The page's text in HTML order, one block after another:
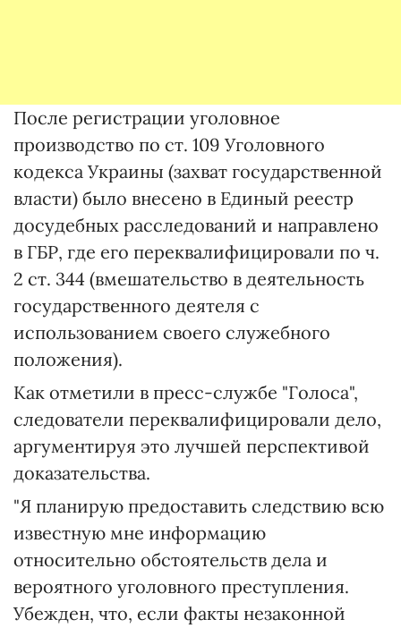
После регистрации уголовное
производство по ст. 109 Уголовного
кодекса Украины (захват государственной
власти) было внесено в Единый реестр
досудебных расследований и направлено
в ГБР, где его переквалифицировали по ч.
2 ст. 344 (вмешательство в деятельность
государственного деятеля с
использованием своего служебного
положения).
Как отметили в пресс-службе "Голоса",
следователи переквалифицировали дело,
аргументируя это лучшей перспективой
доказательства.
"Я планирую предоставить следствию всю
известную мне информацию
относительно обстоятельств дела и
вероятного уголовного преступления.
Убежден, что, если факты незаконной